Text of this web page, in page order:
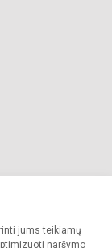
jums teikiamų
naršymo
saugomos.
draudžiama.